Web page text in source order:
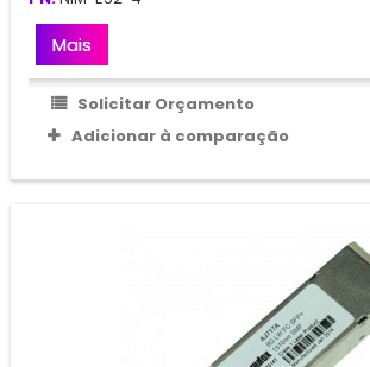
Mais
Solicitar Orçamento
Adicionar à comparação